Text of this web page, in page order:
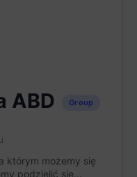
ABD Group
którym możemy się
podzielić się...